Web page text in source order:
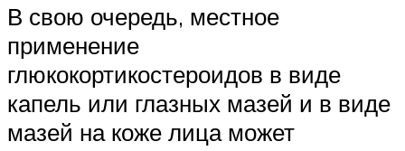
В свою очередь, местное
применение
глюкокортикостероидов в виде
капель или глазных мазей и в виде
мазей на коже лица может